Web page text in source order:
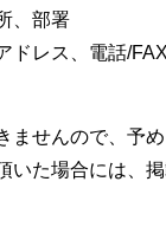
、部署
ドレス、電話/
せんので、予め
いた場合には、